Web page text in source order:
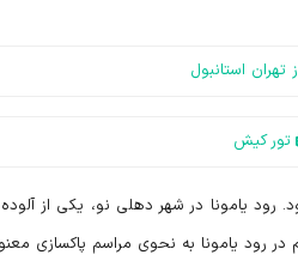
تهران استانبول
تور کیش
رود یامونا در شهر دهلی نو، یکی از
در رود یامونا به نحوی مراسم پاکسازی